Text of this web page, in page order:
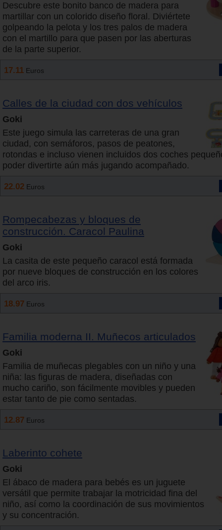
Descubre este bonito banco de madera para
martillar con un colorido diseño floral. Diviértete
golpeando la pelota y los tres palos de madera
con el martillo para que pasen por las aberturas
de la parte superior.
17.11 Euros
Calles de la ciudad con dos vehículos
Goki
Este juego simula las carreteras de una gran
ciudad, con semáforos, pasos de peatones,
rotondas e incluso vienen incluidos dos coches
poder divertirte aún más jugando acompañado.
22.02 Euros
Rompecabezas y bloques de
construcción. Caracol Paulina
Goki
La casita de este pequeño caracol está formada
por nueve bloques de construcción en los colores
del arco iris.
18.97 Euros
Familia moderna II. Muñecos articulados
Goki
Familia de muñecas plegables con un niño y una
niña: las figuras de madera, diseñadas con
mucho cariño, son fácilmente movibles y pueden
estar tanto de pie como sentadas.
12.87 Euros
Laberinto cohete
Goki
El ábaco de madera para bebés es un juguete
versátil que permite trabajar la motricidad fina del
niño, así como la coordinación de sus movimientos
y su concentración.